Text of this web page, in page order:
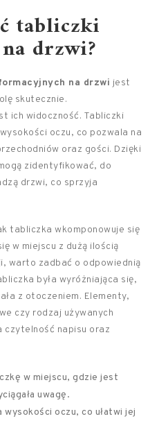
tabliczki
drzwi?
na drzwi jest
skutecznie.
ich widoczność. Tabliczki
oczu, co pozwala na
oraz gości. Dzięki
zidentyfikować, do
drzwi, co sprzyja
tabliczka wkomponowuje się
w miejscu z dużą ilością
warto zadbać o odpowiednią
była wyróżniająca się,
z otoczeniem. Elementy,
czy rodzaj używanych
czytelność napisu oraz
w miejscu, gdzie jest
uwagę.
wysokości oczu, co ułatwi jej